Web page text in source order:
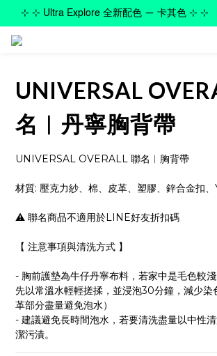
UNIVERSAL
名︱丹寧胸背帶
UNIVERSAL OVERALL 聯名︱胸背帶
材質: 壓克力紗、棉、皮革、塑膠、鋅合金扣
⚠️ 聯名商品不適用於LINE好友折扣碼
【 注意事項與清洗方式 】
- 胸前護墊為牛仔丹寧布料，若家中是毛色較
先以常溫水輕輕搓揉，並浸泡30分鐘，減少染
革部分盡量避免泡水）
- 建議避免長時間泡水，若要清洗盡量以中性
潔污漬。
⊹ ⊹ Ultra Explore 全新配色 — 卡其色 ⊹ ⊹